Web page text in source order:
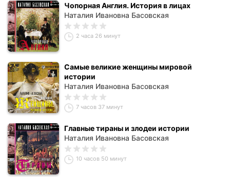
Чопорная Англия. История в лицах
Наталия Ивановна Басовская
2 часа 26 минут
Самые великие женщины мировой
истории
Наталия Ивановна Басовская
7 часов 37 минут
Главные тираны и злодеи истории
Наталия Ивановна Басовская
10 часов 50 минут